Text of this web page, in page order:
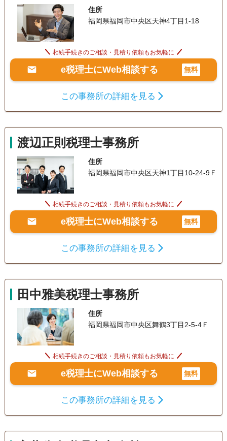
住所
福岡県福岡市中央区天神4丁目1-18
相続手続きのご相談・見積り依頼もお気軽に
e税理士にWeb相談する 無料
この事務所の詳細を見る
渡辺正則税理士事務所
住所
福岡県福岡市中央区天神1丁目10-24-9Ｆ
相続手続きのご相談・見積り依頼もお気軽に
e税理士にWeb相談する 無料
この事務所の詳細を見る
田中雅美税理士事務所
住所
福岡県福岡市中央区舞鶴3丁目2-5-4Ｆ
相続手続きのご相談・見積り依頼もお気軽に
e税理士にWeb相談する 無料
この事務所の詳細を見る